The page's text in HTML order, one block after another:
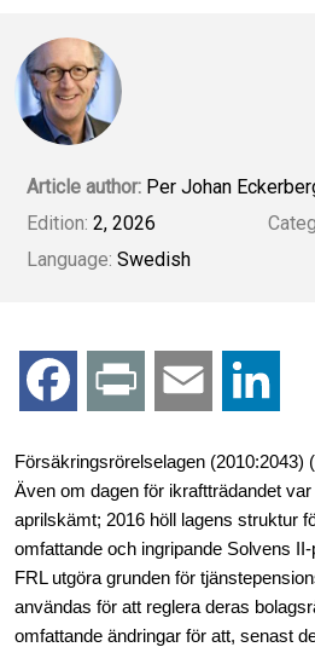
Article author: Per Johan
Edition: 2, 2026
Language: Swedish
c
e
b
i
n
t
a
i
l
n
k
e
Försäkringsrörelselagen (2010:2043) (
Även om dagen för ikraftträdandet
aprilskämt; 2016 höll lagens struktur
omfattande och ingripande Solvens
FRL utgöra grunden för
användas för att reglera deras
omfattande ändringar för att, senast